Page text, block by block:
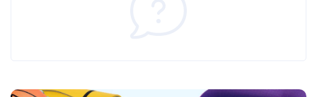
моногидрат 3412 мг - из них креатин 3000 г L-